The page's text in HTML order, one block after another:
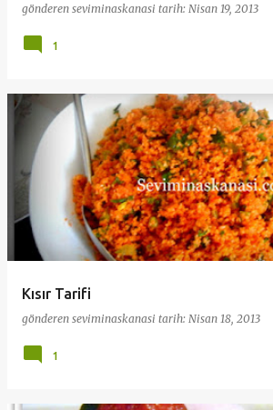
gönderen seviminaskanasi tarih: Nisan 19, 2013
1
Kısır Tarifi
gönderen seviminaskanasi tarih: Nisan 18, 2013
1